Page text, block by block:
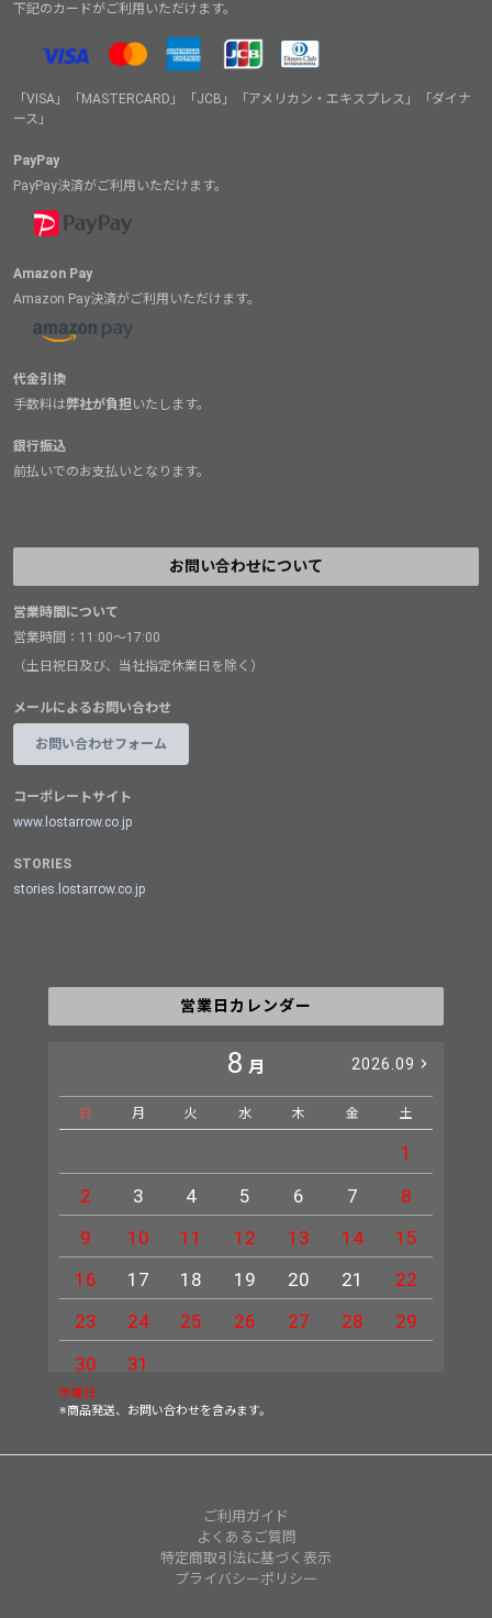
下記のカードがご利用いただけます。
「VISA」「MASTERCARD」「JCB」「アメリカン・エキスプレス」「ダイナ
ース」
PayPay
PayPay決済がご利用いただけます。
Amazon Pay
Amazon Pay決済がご利用いただけます。
代金引換
手数料は弊社が負担いたします。
銀行振込
前払いでのお支払いとなります。
お問い合わせについて
営業時間について
営業時間：11:00～17:00
（土日祝日及び、当社指定休業日を除く）
メールによるお問い合わせ
お問い合わせフォーム
コーポレートサイト
www.lostarrow.co.jp
STORIES
stories.lostarrow.co.jp
営業日カレンダー
8 月 2026.09
日 月 火 水 木 金 土
1
2
3 4 5 6 7
8
9
10 11 12 13 14
15
16
17 18 19 20 21
22
23
24 25 26 27 28
29
30
31
休業日
※商品発送、お問い合わせを含みます。
ご利用ガイド
よくあるご質問
特定商取引法に基づく表示
プライバシーポリシー